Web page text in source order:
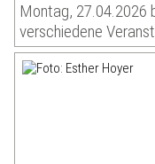
Montag, 27.04.2026
verschiedene